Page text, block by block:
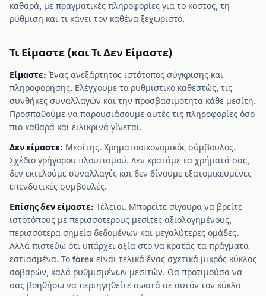
καθαρά, με πραγματικές πληροφορίες για το κόστος, τη
ρύθμιση και τι κάνει τον καθένα ξεχωριστό.
Τι Είμαστε (και Τι Δεν Είμαστε)
Είμαστε: Ένας ανεξάρτητος ιστότοπος σύγκρισης και
πληροφόρησης. Ελέγχουμε το ρυθμιστικό καθεστώς, τις
συνθήκες συναλλαγών και την προσβασιμότητα κάθε μεσίτη.
Προσπαθούμε να παρουσιάσουμε αυτές τις πληροφορίες όσο
πιο καθαρά και ειλικρινά γίνεται.
Δεν είμαστε: Μεσίτης. Χρηματοοικονομικός σύμβουλος.
Σχέδιο γρήγορου πλουτισμού. Δεν κρατάμε τα χρήματά σας,
δεν εκτελούμε συναλλαγές και δεν δίνουμε εξατομικευμένες
επενδυτικές συμβουλές.
Επίσης δεν είμαστε: Τέλειοι. Μπορείτε σίγουρα να βρείτε
ιστοτόπους με περισσότερους μεσίτες αξιολογημένους,
περισσότερα σημεία δεδομένων και μεγαλύτερες ομάδες.
Αλλά πιστεύω ότι υπάρχει αξία στο να κρατάς τα πράγματα
εστιασμένα. Το forex είναι τελικά ένας σχετικά μικρός κύκλος
σοβαρών, καλά ρυθμισμένων μεσιτών. Θα προτιμούσα να
σας βοηθήσω να περιηγηθείτε σωστά σε αυτόν τον κύκλο